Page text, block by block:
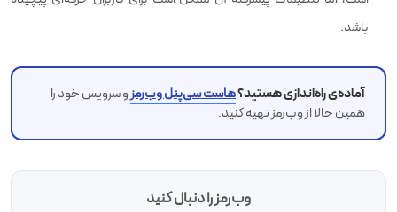
باشد.
آماده‌ی راه‌اندازی هستید؟هاست سی‌پنل وب‌رمزو سرویس خود را
همین حالا از وب‌رمز تهیه کنید.
وب‌رمز را دنبال کنید